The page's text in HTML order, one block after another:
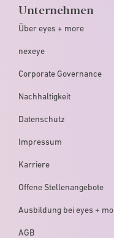
Unternehmen
Über eyes + more
nexeye
Corporate Governance
Nachhaltigkeit
Datenschutz
Impressum
Karriere
Offene Stellenangebote
Ausbildung bei eyes +
AGB